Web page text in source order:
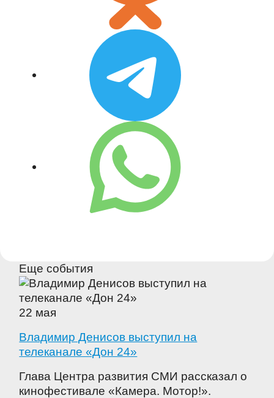
Еще события
22 мая
Владимир Денисов выступил на
телеканале «Дон 24»
Глава Центра развития СМИ рассказал о
кинофестивале «Камера. Мотор!».